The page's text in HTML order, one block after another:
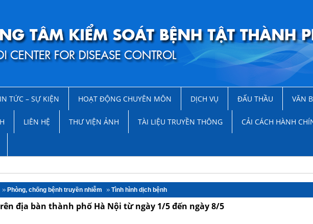
TỨC – SỰ KIỆN HOẠT ĐỘNG CHUYÊN MÔN DỊCH VỤ ĐẤU THẦU VĂN
LIÊN HỆ THƯ VIỆN ẢNH TÀI LIỆU TRUYỀN THÔNG CẢI CÁCH HÀNH
Phòng, chống bệnh truyền nhiễm Tình hình dịch bệnh
địa bàn thành phố Hà Nội từ ngày 1/5 đến ngày 8/5